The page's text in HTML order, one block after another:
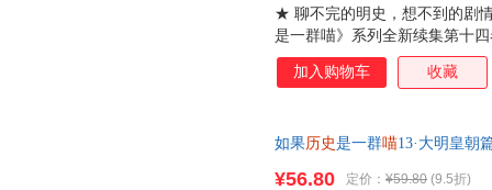
★ 聊不完的明史，想不到的剧
是一群喵》系列全新续集第十
事。摇摇欲坠的大明，是谁加
君？百变喵咪将再次上线，为
史中又会书写怎样的命运呢？
加入购物车 收藏
如果历史是一群喵13·大明皇朝
¥56.80 定价： ¥59.80 (9.5折)